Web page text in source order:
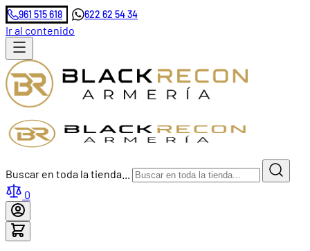
961 515 618 622 62 54 34
Ir al contenido
Buscar en toda la tienda...
0